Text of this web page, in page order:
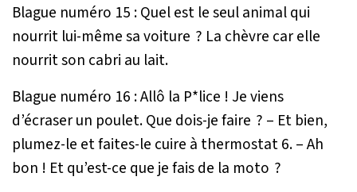
Blague numéro 15 : Quel est le seul animal qui
nourrit lui-même sa voiture ? La chèvre car elle
nourrit son cabri au lait.
Blague numéro 16 : Allô la P*lice ! Je viens
d’écraser un poulet. Que dois-je faire ? – Et bien,
plumez-le et faites-le cuire à thermostat 6. – Ah
bon ! Et qu’est-ce que je fais de la moto ?